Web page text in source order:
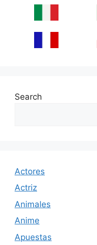
Search
Actores
Actriz
Animales
Anime
Apuestas